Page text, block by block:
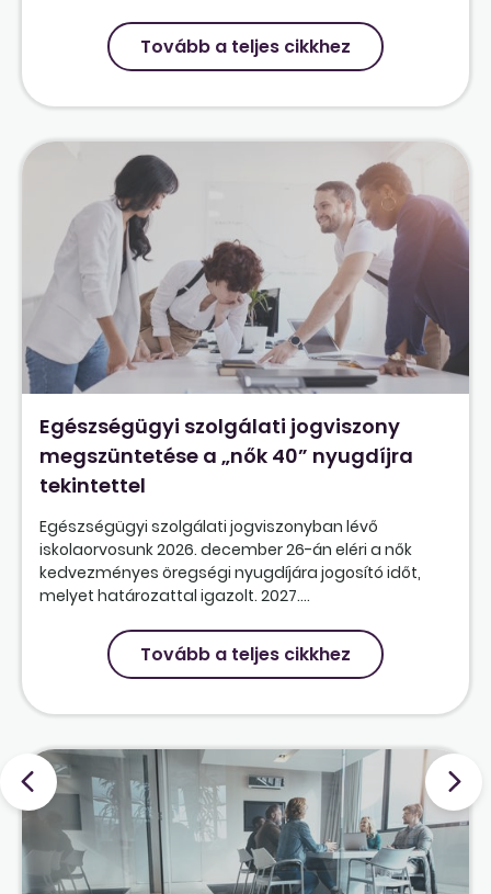
Tovább a teljes cikkhez
Egészségügyi szolgálati jogviszony
megszüntetése a „nők 40” nyugdíjra
tekintettel
Egészségügyi szolgálati jogviszonyban lévő
iskolaorvosunk 2026. december 26-án eléri a nők
kedvezményes öregségi nyugdíjára jogosító időt,
melyet határozattal igazolt. 2027....
Tovább a teljes cikkhez